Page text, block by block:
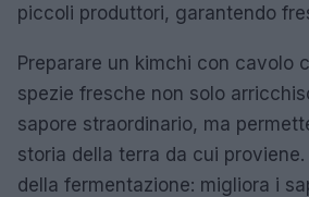
piccoli produttori, garantendo
Preparare un kimchi con cavolo
spezie fresche non solo
sapore straordinario, ma
storia della terra da cui
della fermentazione: migliora i